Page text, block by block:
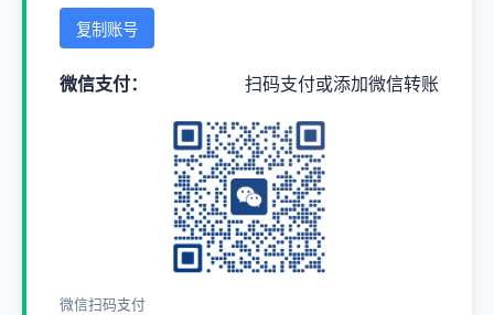
复制账号
微信支付： 扫码支付或添加微信转账
微信扫码支付